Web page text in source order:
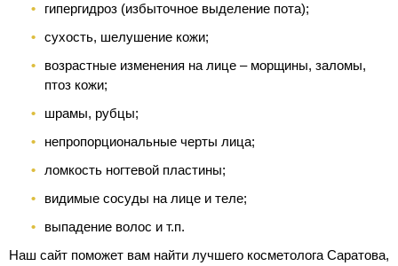
гипергидроз (избыточное выделение пота);
сухость, шелушение кожи;
возрастные изменения на лице – морщины, заломы,
птоз кожи;
шрамы, рубцы;
непропорциональные черты лица;
ломкость ногтевой пластины;
видимые сосуды на лице и теле;
выпадение волос и т.п.
Наш сайт поможет вам найти лучшего косметолога Саратова,